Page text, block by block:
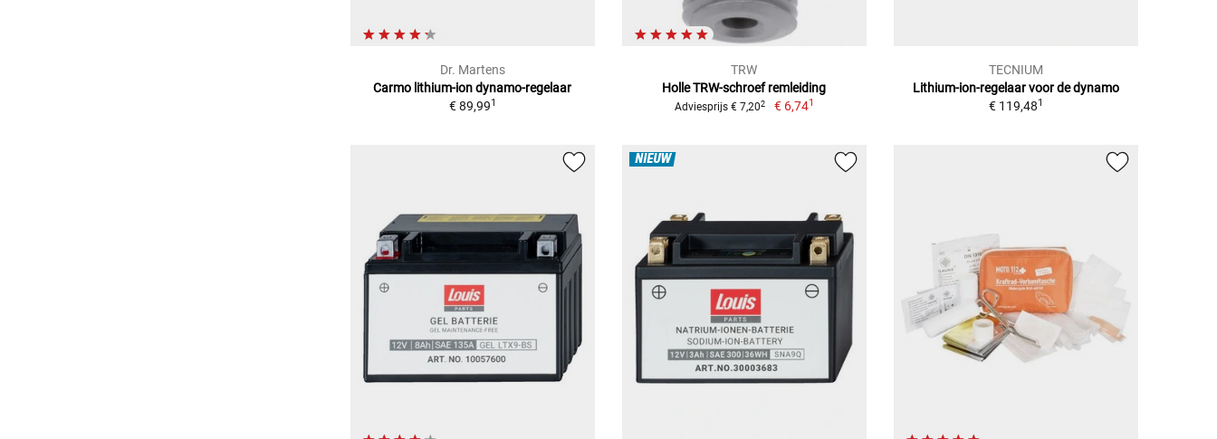
Dr. Martens
Carmo lithium-ion dynamo-regelaar
€ 89,991
TRW
Holle TRW-schroef remleiding
Adviesprijs € 7,202 € 6,741
TECNIUM
Lithium-ion-regelaar voor de dynamo
€ 119,481
NIEUW